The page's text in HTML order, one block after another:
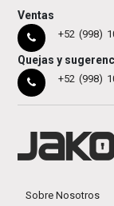
Ventas
+52 (998)
Quejas y
+52 (998)
Sobre Nosotros